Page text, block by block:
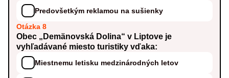
Predovšetkým reklamou na sušienky
Otázka 8
Obec „Demänovská Dolina“ v Liptove je
vyhľadávané miesto turistiky vďaka:
Miestnemu letisku medzinárodných letov